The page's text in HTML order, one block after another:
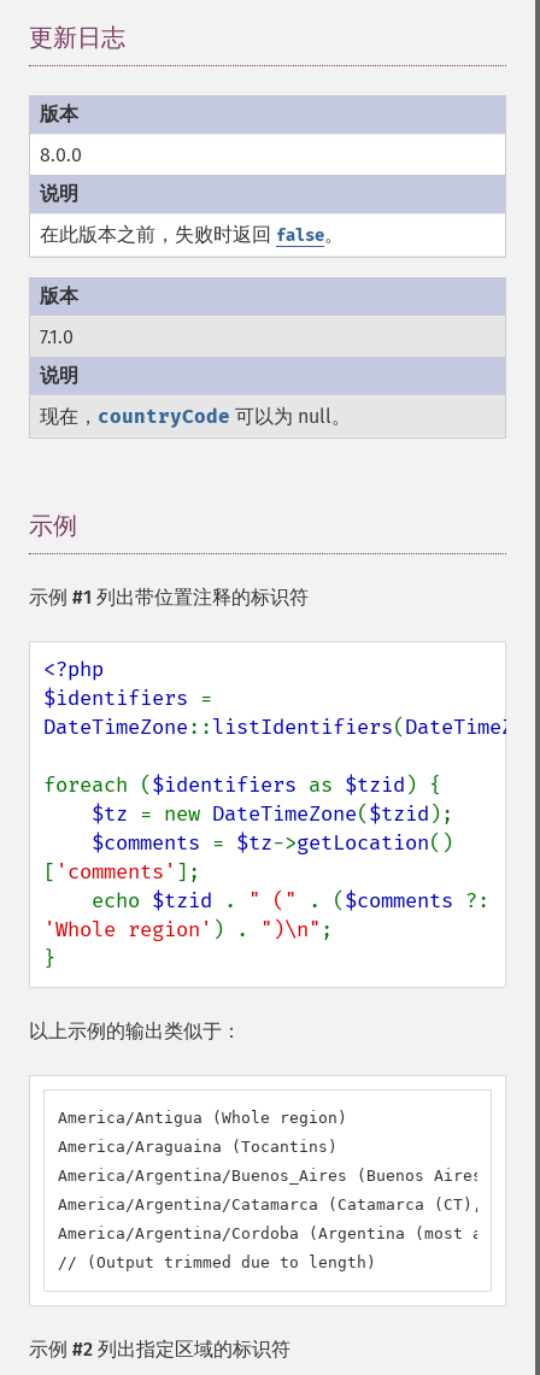
更新日志
8.0.0
在此版本之前，失败时返回 false。
7.1.0
现在， countryCode 可以为 null。
示例
示例 #1 列出带位置注释的标识符
<?php
$identifiers
DateTimeZone::listIdentifiers(
foreach ($identifiers as $tzid ) {
$tz = new DateTimeZone($tzid );
$comments = $tz->getLocation()
[ 'comments' ];
    echo
$tzid . " (" . ($comments
'Whole region' ) . ")\n" ;
}
以上示例的输出类似于：
America/Antigua (Whole region)
America/Araguaina (Tocantins)
America/Argentina/Buenos_Aires (Buenos Aires (BA,
America/Argentina/Catamarca (Catamarca (CT),
America/Argentina/Cordoba (Argentina (most areas:
// (Output trimmed due to length)
示例 #2 列出指定区域的标识符